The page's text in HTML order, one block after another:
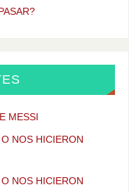
MESSI
NOS HICIERON
NOS HICIERON